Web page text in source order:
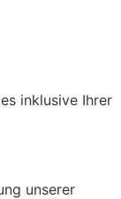
inklusive Ihrer
unserer